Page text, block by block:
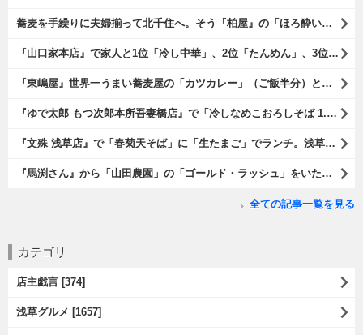
蕎麦を手繰りに夫婦揃って北千住へ。そう『柏屋』の「ほろ酔いセッ
『山口家本店』で家人と1位「冷し中華」、2位「たんめん」、3位「
『東嶋屋』世界一うまい蕎麦屋の「カツカレー」（ご飯半分）と「お
『ゆで太郎 もつ次郎本所吾妻橋店』で「冷しなめこおろしそば 1.5倍
『文殊 浅草店』で「春菊天そば」に「生たまご」でランチ。浅草地下
『馬渕さん』から「山田農園」の「ゴールド・ラッシュ」をいただい
全ての記事一覧を見る
カテゴリ
店主戯言 [374]
浅草グルメ [1657]